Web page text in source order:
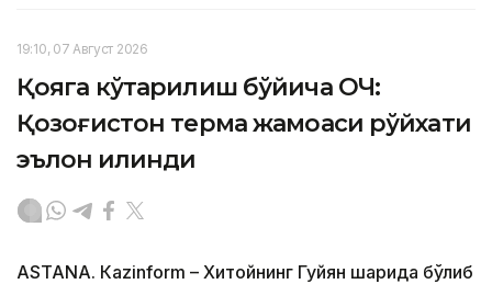
19:10, 07 Август 2026
Қояга кўтарилиш бўйича ОЧ:
Қозоғистон терма жамоаси рўйхати
эълон қилинди
ASTANА. Кazinform – Хитойнинг Гуйян шаҳрида бўлиб